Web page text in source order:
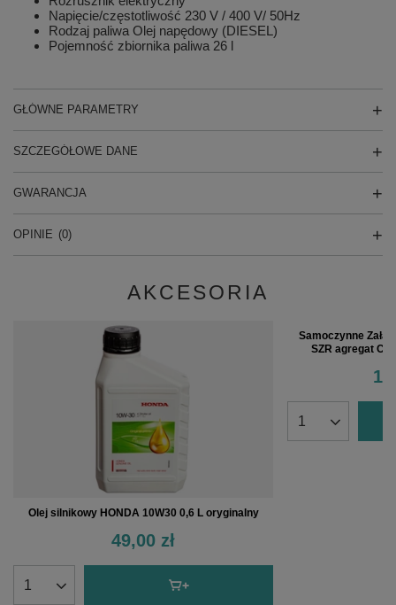
Napięcie/częstotliwość 230 V / 400 V/ 50Hz
Rodzaj paliwa Olej napędowy (DIESEL)
Pojemność zbiornika paliwa 26 l
GŁÓWNE PARAMETRY
SZCZEGÓŁOWE DANE
GWARANCJA
OPINIE (0)
AKCESORIA
Olej silnikowy HONDA 10W30 0,6 L oryginalny
49,00 zł
Samoczynne
SZR agregat
1